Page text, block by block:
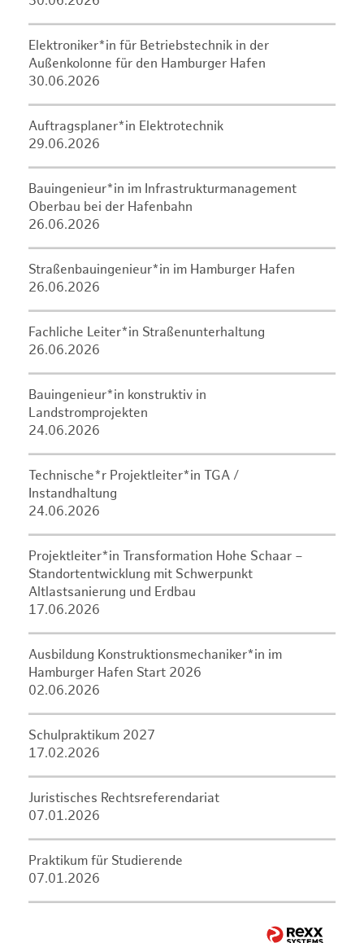
Elektroniker*in für Betriebstechnik in der
Außenkolonne für den Hamburger Hafen
30.06.2026
Auftragsplaner*in Elektrotechnik
29.06.2026
Bauingenieur*in im Infrastrukturmanagement
Oberbau bei der Hafenbahn
26.06.2026
Straßenbauingenieur*in im Hamburger Hafen
26.06.2026
Fachliche Leiter*in Straßenunterhaltung
26.06.2026
Bauingenieur*in konstruktiv in
Landstromprojekten
24.06.2026
Technische*r Projektleiter*in TGA /
Instandhaltung
24.06.2026
Projektleiter*in Transformation Hohe Schaar –
Standortentwicklung mit Schwerpunkt
Altlastsanierung und Erdbau
17.06.2026
Ausbildung Konstruktionsmechaniker*in im
Hamburger Hafen Start 2026
02.06.2026
Schulpraktikum 2027
17.02.2026
Juristisches Rechtsreferendariat
07.01.2026
Praktikum für Studierende
07.01.2026